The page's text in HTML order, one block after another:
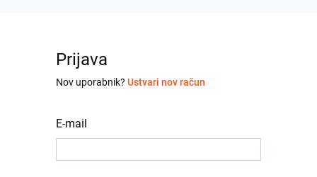
Prijava
Nov uporabnik? Ustvari nov račun
E-mail